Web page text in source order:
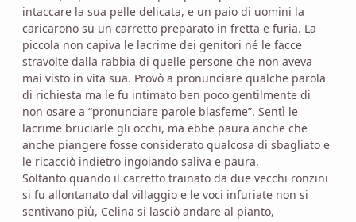
intaccare la sua pelle delicata, e un paio di uomini la
caricarono su un carretto preparato in fretta e furia. La
piccola non capiva le lacrime dei genitori né le facce
stravolte dalla rabbia di quelle persone che non aveva
mai visto in vita sua. Provò a pronunciare qualche parola
di richiesta ma le fu intimato ben poco gentilmente di
non osare a “pronunciare parole blasfeme”. Sentì le
lacrime bruciarle gli occhi, ma ebbe paura anche che
anche piangere fosse considerato qualcosa di sbagliato e
le ricacciò indietro ingoiando saliva e paura.
Soltanto quando il carretto trainato da due vecchi ronzini
si fu allontanato dal villaggio e le voci infuriate non si
sentivano più, Celina si lasciò andare al pianto,